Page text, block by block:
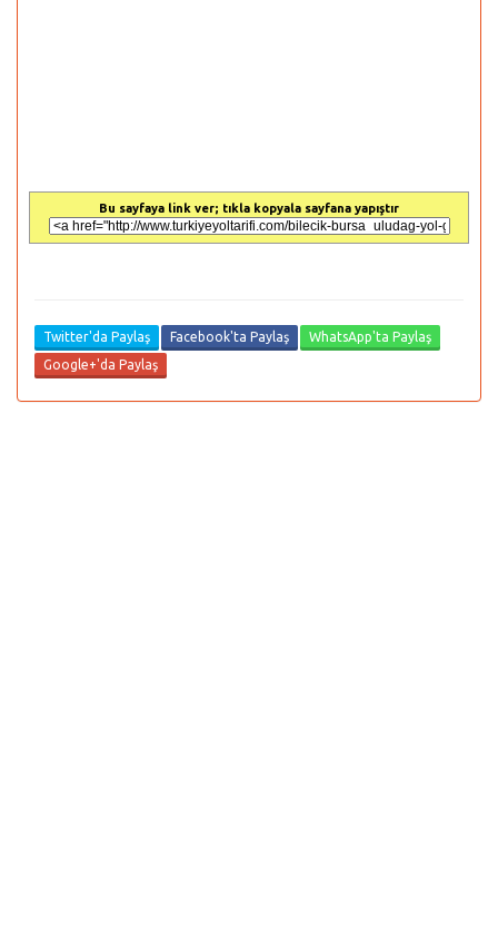
Bu sayfaya link ver; tıkla kopyala sayfana yapıştır
Twitter'da Paylaş Facebook'ta Paylaş
WhatsApp'ta Paylaş
Google+'da Paylaş